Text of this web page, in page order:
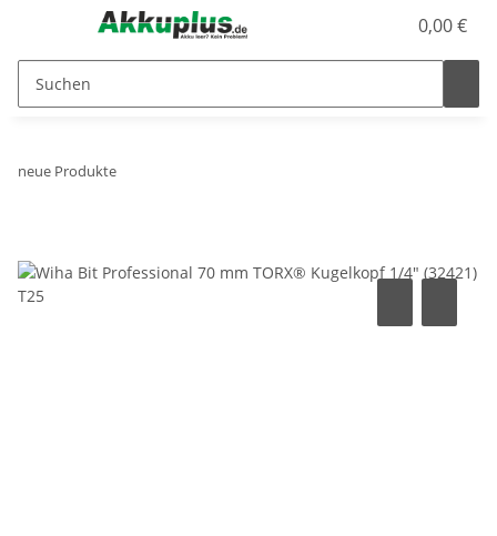
0,00 €
neue Produkte